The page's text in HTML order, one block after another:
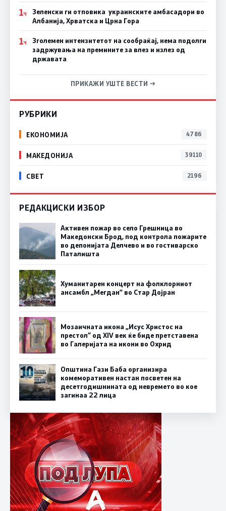
1Ч
Зеленски ги отповика украинските амбасадори во
Албанија, Хрватска и Црна Гора
1Ч
Зголемен интензитетот на сообраќај, нема подолги
задржувања на премините за влез и излез од
државата
ПРИКАЖИ УШТЕ ВЕСТИ →
РУБРИКИ
ЕКОНОМИЈА 4786
МАКЕДОНИЈА 39110
СВЕТ 2196
РЕДАКЦИСКИ ИЗБОР
Активен пожар во село Грешница во
Македонски Брод, под контрола пожарите
во депонијата Делчево и во гостиварско
Паталишта
Хуманитарен концерт на фолклорниот
ансамбл „Мегдан” во Стар Дојран
Мозаичната икона „Исус Христос на
престол“ од XIV век ќе биде претставена
во Галеријата на икони во Охрид
Општина Гази Баба организира
комеморативен настан посветен на
десетгодишнината од невремето во кое
загинаа 22 лица